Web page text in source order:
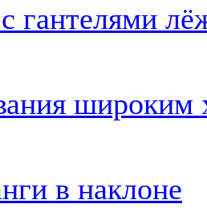
гантелями
широким
в наклоне